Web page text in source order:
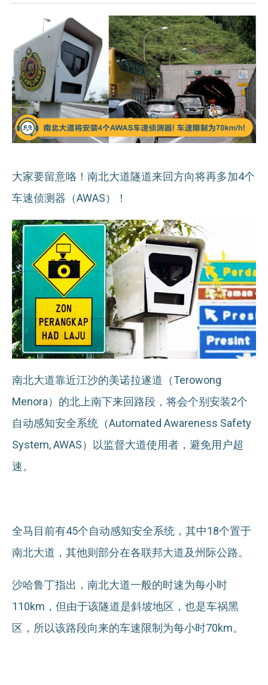
大家要留意咯！南北大道隧道来回方向将再多加4个
车速侦测器（AWAS）！
南北大道靠近江沙的美诺拉遂道（Terowong
Menora）的北上南下来回路段，将会个别安装2个
自动感知安全系统（Automated Awareness Safety
System, AWAS）以监督大道使用者，避免用户超
速。
全马目前有45个自动感知安全系统，其中18个置于
南北大道，其他则部分在各联邦大道及州际公路。
沙哈鲁丁指出，南北大道一般的时速为每小时
110km，但由于该隧道是斜坡地区，也是车祸黑
区，所以该路段向来的车速限制为每小时70km。